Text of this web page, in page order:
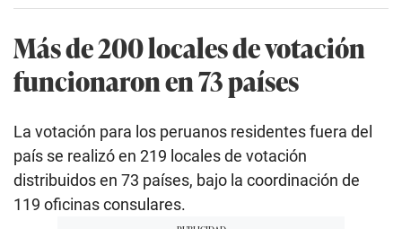
Más de 200 locales de votación
funcionaron en 73 países
La votación para los peruanos residentes fuera del
país se realizó en 219 locales de votación
distribuidos en 73 países, bajo la coordinación de
119 oficinas consulares.